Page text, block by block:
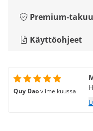
Premium-takuu
Käyttöohjeet
Quy Daoviime kuussa